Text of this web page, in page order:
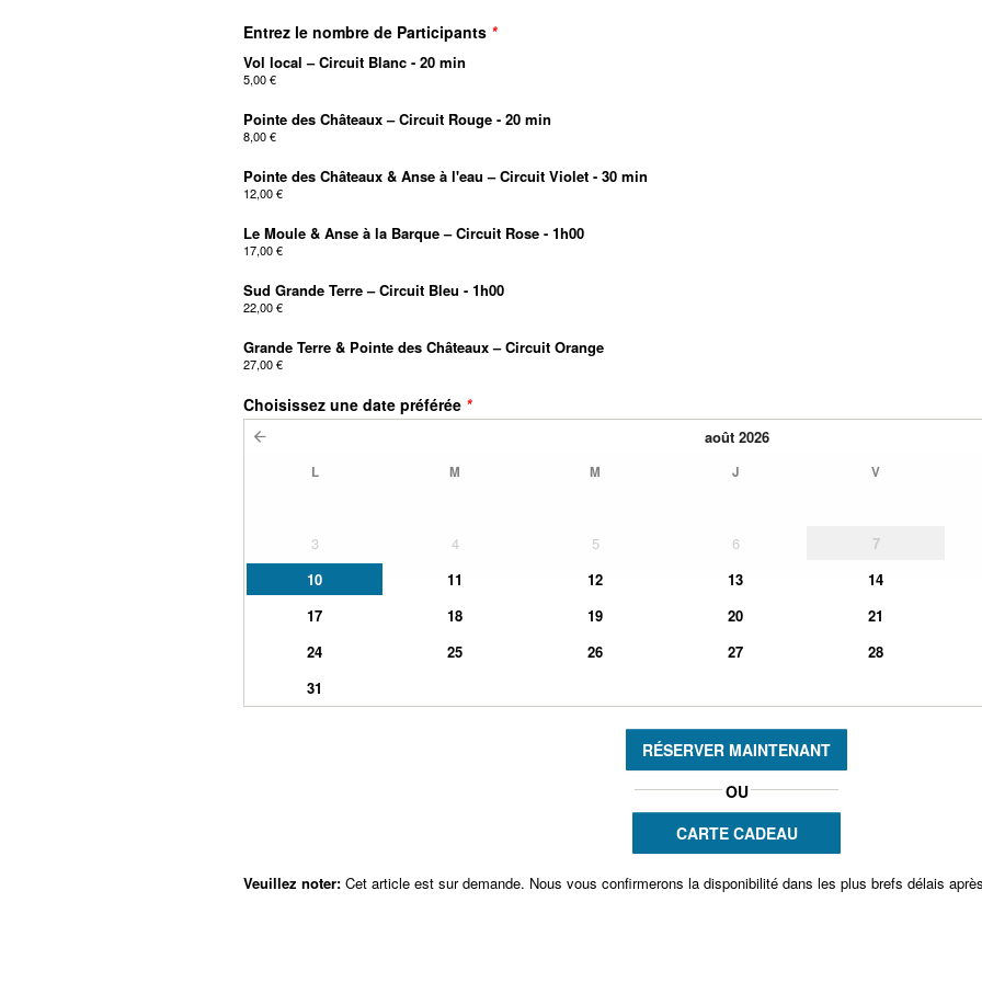
Entrez le nombre de Participants *
Vol local – Circuit Blanc - 20 min
5,00 €
Pointe des Châteaux – Circuit Rouge - 20 min
8,00 €
Pointe des Châteaux & Anse à l'eau – Circuit Violet - 30 min
12,00 €
Le Moule & Anse à la Barque – Circuit Rose - 1h00
17,00 €
Sud Grande Terre – Circuit Bleu - 1h00
22,00 €
Grande Terre & Pointe des Châteaux – Circuit Orange
27,00 €
Choisissez une date préférée *
août 2026
L M M J V
3 4 5 6
7
10
11 12 13
14
17
18 19 20
21
24
25 26 27
28
31
RÉSERVER MAINTENANT
OU
CARTE CADEAU
Veuillez noter: Cet article est sur demande. Nous vous confirmerons la disponibilité dans les plus brefs délais